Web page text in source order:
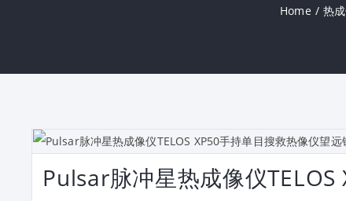
Home / 热
Pulsar脉冲星热成像仪